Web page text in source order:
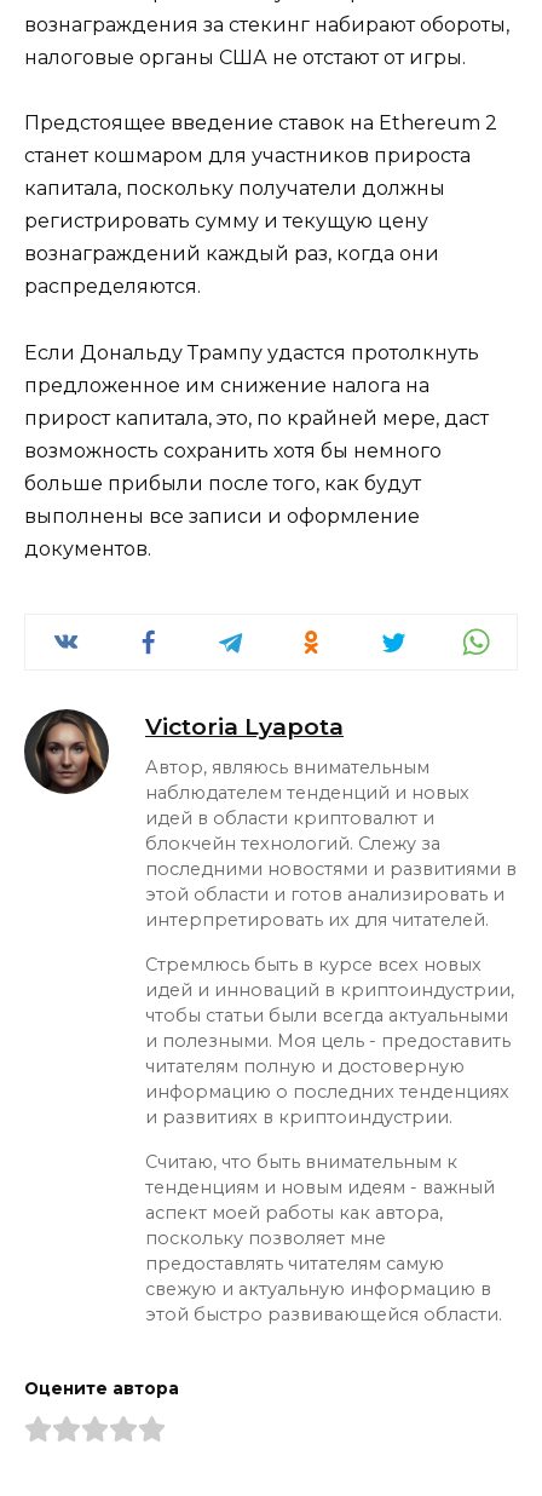
вознаграждения за стекинг набирают обороты,
налоговые органы США не отстают от игры.
Предстоящее введение ставок на Ethereum 2
станет кошмаром для участников прироста
капитала, поскольку получатели должны
регистрировать сумму и текущую цену
вознаграждений каждый раз, когда они
распределяются.
Если Дональду Трампу удастся протолкнуть
предложенное им снижение налога на
прирост капитала, это, по крайней мере, даст
возможность сохранить хотя бы немного
больше прибыли после того, как будут
выполнены все записи и оформление
документов.
Victoria Lyapota
Автор, являюсь внимательным
наблюдателем тенденций и новых
идей в области криптовалют и
блокчейн технологий. Слежу за
последними новостями и развитиями в
этой области и готов анализировать и
интерпретировать их для читателей.
Стремлюсь быть в курсе всех новых
идей и инноваций в криптоиндустрии,
чтобы статьи были всегда актуальными
и полезными. Моя цель - предоставить
читателям полную и достоверную
информацию о последних тенденциях
и развитиях в криптоиндустрии.
Считаю, что быть внимательным к
тенденциям и новым идеям - важный
аспект моей работы как автора,
поскольку позволяет мне
предоставлять читателям самую
свежую и актуальную информацию в
этой быстро развивающейся области.
Оцените автора